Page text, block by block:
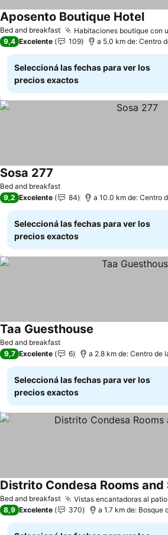
Bed and breakfast Habitaciones boutique con
Aposento Boutique HotelVer
9,4 Excelente 109 a 5.0 km de: Centro
Seleccioná las fechas para ver los
precios exactos
Bed and breakfast
Sosa 277
9,2 Excelente 84 a 10.0 km de: Centro
Seleccioná las fechas para ver los
precios exactos
Bed and breakfast
Taa Guesthouse
9,7 Excelente 6 a 2.8 km de: Centro de
Seleccioná las fechas para ver los
precios exactos
Bed and breakfast Vistas encantadoras al
Distrito Condesa Rooms and
8,9 Excelente 370 a 1.7 km de: Bosque